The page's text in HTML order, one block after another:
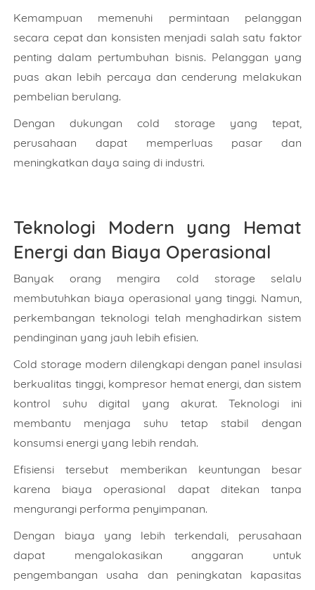
Kemampuan memenuhi permintaan pelanggan
secara cepat dan konsisten menjadi salah satu faktor
penting dalam pertumbuhan bisnis. Pelanggan yang
puas akan lebih percaya dan cenderung melakukan
pembelian berulang.
Dengan dukungan cold storage yang tepat,
perusahaan dapat memperluas pasar dan
meningkatkan daya saing di industri.
Teknologi Modern yang Hemat
Energi dan Biaya Operasional
Banyak orang mengira cold storage selalu
membutuhkan biaya operasional yang tinggi. Namun,
perkembangan teknologi telah menghadirkan sistem
pendinginan yang jauh lebih efisien.
Cold storage modern dilengkapi dengan panel insulasi
berkualitas tinggi, kompresor hemat energi, dan sistem
kontrol suhu digital yang akurat. Teknologi ini
membantu menjaga suhu tetap stabil dengan
konsumsi energi yang lebih rendah.
Efisiensi tersebut memberikan keuntungan besar
karena biaya operasional dapat ditekan tanpa
mengurangi performa penyimpanan.
Dengan biaya yang lebih terkendali, perusahaan
dapat mengalokasikan anggaran untuk
pengembangan usaha dan peningkatan kapasitas
Nama
Nomor Handphone
Alamat
Pilih Produk
Kapasitas Berapa?
Isi Pesan
KIRIM
WHATSAPP